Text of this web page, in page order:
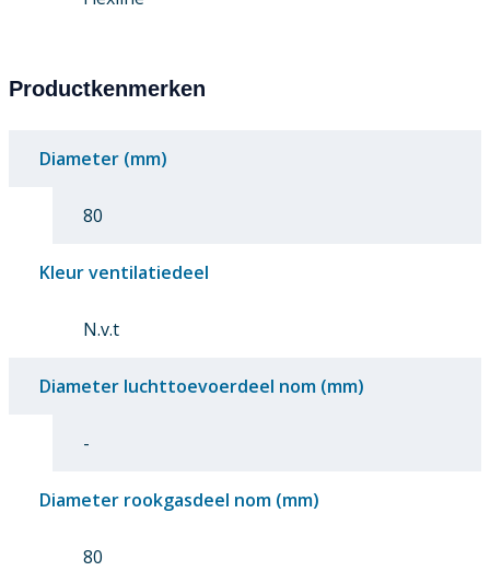
Productkenmerken
Diameter (mm)
80
Kleur ventilatiedeel
N.v.t
Diameter luchttoevoerdeel nom (mm)
-
Diameter rookgasdeel nom (mm)
80